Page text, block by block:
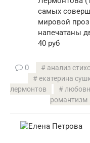
самых
мировой
напечатаны
40 руб
0 анализ
екатерина
лермонтов
романтизм